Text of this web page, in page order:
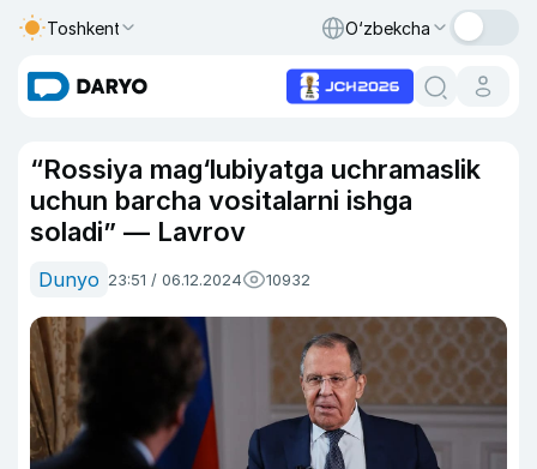
Toshkent O‘zbekcha
“Rossiya mag‘lubiyatga uchramaslik
uchun barcha vositalarni ishga
soladi” — Lavrov
Dunyo 23:51 / 06.12.2024 10932